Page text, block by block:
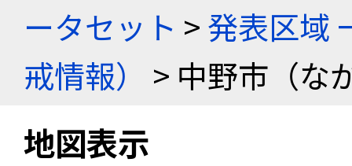
ータセット >発表区域
戒情報）
> 中野市（な
地図表示